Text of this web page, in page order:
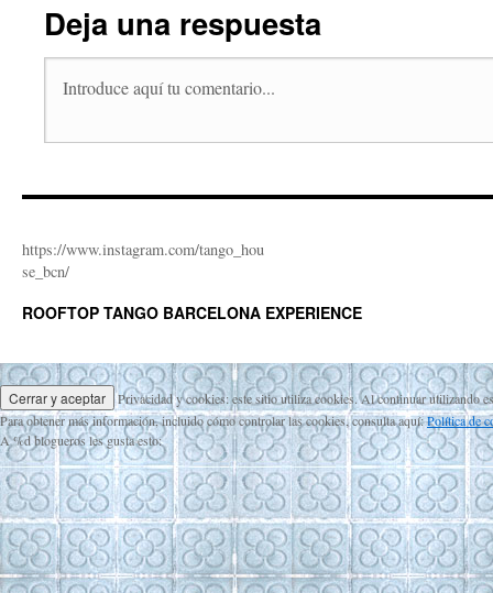
Deja una respuesta
https://www.instagram.com/tango_hou
se_bcn/
ROOFTOP TANGO BARCELONA EXPERIENCE
Privacidad y cookies: este sitio utiliza cookies. Al continuar utilizando
Para obtener más información, incluido cómo controlar las cookies, consulta aquí:Política de
A%dblogueros les gusta esto: